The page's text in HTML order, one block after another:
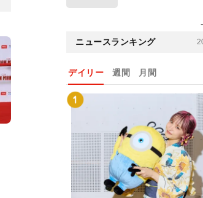
ニュースランキング
デイリー 週間 月間